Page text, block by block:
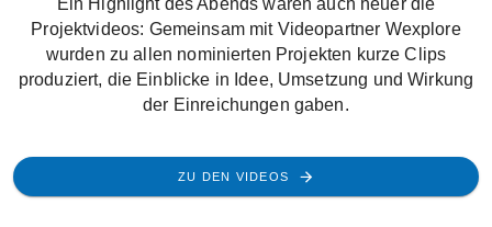
Projektvideos: Gemeinsam mit Videopartner Wexplore
wurden zu allen nominierten Projekten kurze Clips
produziert, die Einblicke in Idee, Umsetzung und Wirkung
der Einreichungen gaben.
ZU DEN VIDEOS